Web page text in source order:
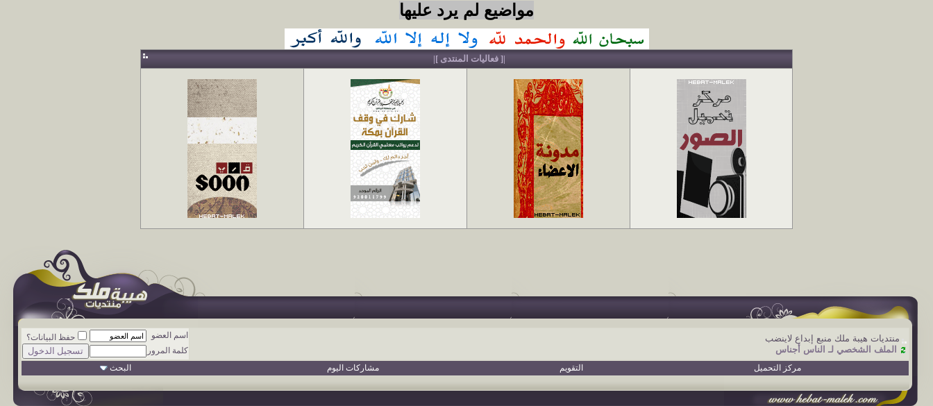
مواضيع لم يرد عليها
|[ فعاليات المنتدى ]|
منتديات هيبة ملك منبع إبداع لاينضب
الملف الشخصي لـ الناس أجناس
اسم العضو
حفظ البيانات؟
كلمة المرور
مركز التحميل
التقويم مشاركات اليوم البحث